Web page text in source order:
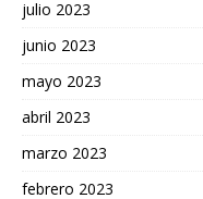
julio 2023
junio 2023
mayo 2023
abril 2023
marzo 2023
febrero 2023